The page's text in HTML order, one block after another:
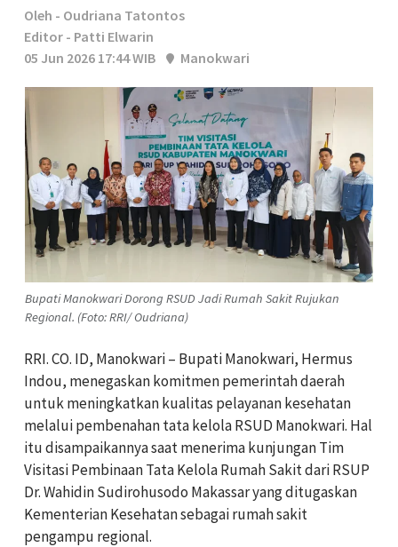
Oleh - Oudriana Tatontos
Editor - Patti Elwarin
05 Jun 2026 17:44 WIB
Manokwari
Bupati Manokwari Dorong RSUD Jadi Rumah Sakit Rujukan
Regional. (Foto: RRI/ Oudriana)
RRI. CO. ID, Manokwari – Bupati Manokwari, Hermus
Indou, menegaskan komitmen pemerintah daerah
untuk meningkatkan kualitas pelayanan kesehatan
melalui pembenahan tata kelola RSUD Manokwari. Hal
itu disampaikannya saat menerima kunjungan Tim
Visitasi Pembinaan Tata Kelola Rumah Sakit dari RSUP
Dr. Wahidin Sudirohusodo Makassar yang ditugaskan
Kementerian Kesehatan sebagai rumah sakit
pengampu regional.